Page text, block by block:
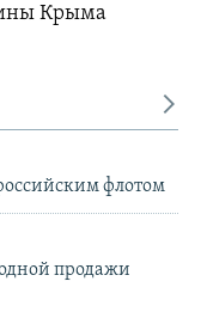
Крыма
флотом
продажи